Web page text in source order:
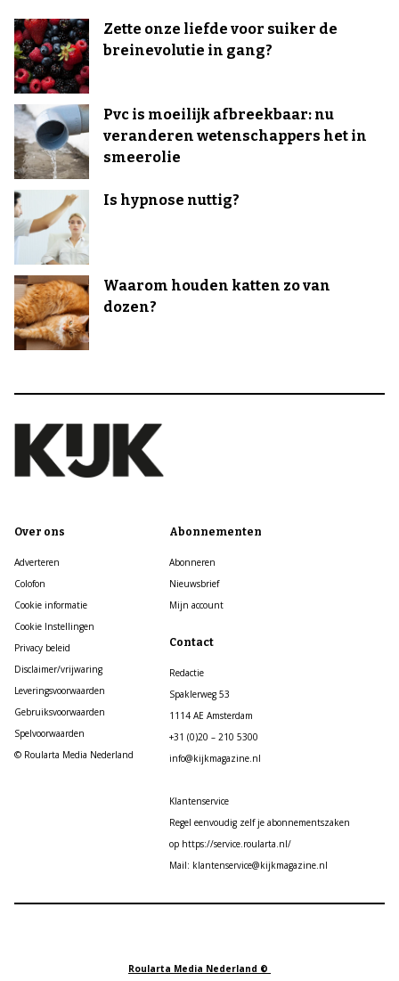
Zette onze liefde voor suiker de
breinevolutie in gang?
Pvc is moeilijk afbreekbaar: nu
veranderen wetenschappers het in
smeerolie
Is hypnose nuttig?
Waarom houden katten zo van
dozen?
Over ons
Adverteren
Colofon
Cookie informatie
Cookie Instellingen
Privacy beleid
Disclaimer/vrijwaring
Leveringsvoorwaarden
Gebruiksvoorwaarden
Spelvoorwaarden
© Roularta Media Nederland
Abonnementen
Abonneren
Nieuwsbrief
Mijn account
Contact
Redactie
Spaklerweg 53
1114 AE Amsterdam
+31 (0)20 – 210 5300
info@kijkmagazine.nl
Klantenservice
Regel eenvoudig zelf je abonnementszaken
op https://service.roularta.nl/
Mail: klantenservice@kijkmagazine.nl
Roularta Media Nederland ©